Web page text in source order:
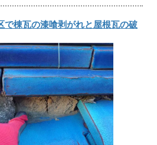
で棟瓦の漆喰剥がれと屋根瓦の破